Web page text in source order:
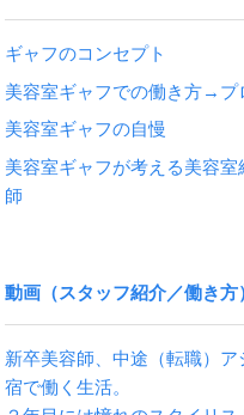
ギャフのコンセプト
美容室ギャフでの働き方→プ
美容室ギャフの自慢
美容室ギャフが考える美容
師
動画（スタッフ紹介／働き方
新卒美容師、中途（転職）
宿で働く生活。